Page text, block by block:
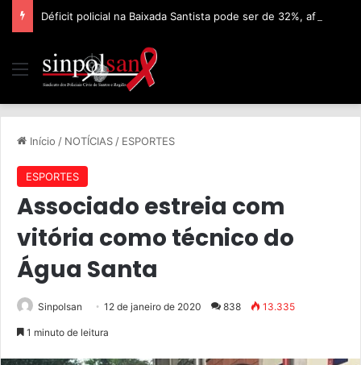
Início / NOTÍCIAS / ESPORTES
ESPORTES
Associado estreia com
vitória como técnico do
Água Santa
Sinpolsan 12 de janeiro de 2020 838 13.335
1 minuto de leitura